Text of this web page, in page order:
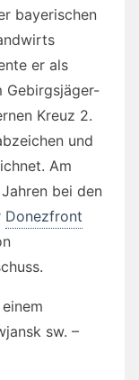
bayerischen
er als
Gebirgsjäger-
Kreuz 2.
und
Am
bei den
Donezfront
sw. –